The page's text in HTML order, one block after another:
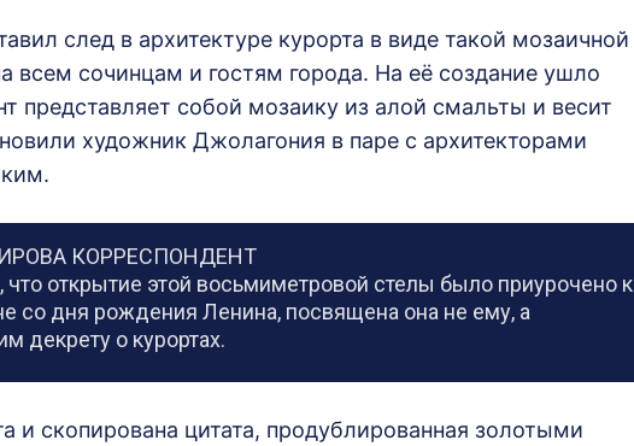
след в архитектуре курорта в виде такой мозаичной
всем сочинцам и гостям города. На её создание ушло
представляет собой мозаику из алой смальты и весит
художник Джолагония в паре с архитекторами
КОРРЕСПОНДЕНТ
что открытие этой восьмиметровой стелы было приурочено к
со дня рождения Ленина, посвящена она не ему, а
декрету о курортах.
и скопирована цитата, продублированная золотыми